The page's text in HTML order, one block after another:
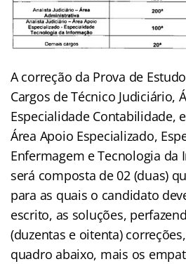
A correção da Prova de
Cargos de Técnico Judiciário,
Especialidade Contabilidade,
Área Apoio Especializado,
Enfermagem e Tecnologia da
será composta de 02 (duas)
para as quais o candidato
escrito, as soluções,
(duzentas e oitenta)
quadro abaixo, mais os